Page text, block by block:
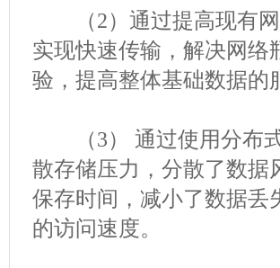
（2）通过提高现有网
实现快速传输，解决网络
验，提高整体基础数据的
（3） 通过使用分布式
散存储压力，分散了数据
保存时间，减小了数据丢
的访问速度。